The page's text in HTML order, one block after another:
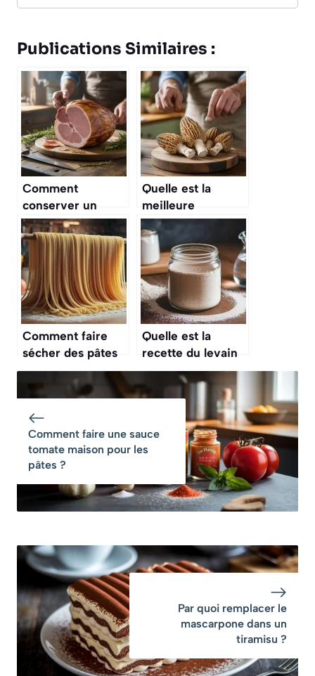
Publications Similaires :
Comment
conserver un
jambon cru entier
sans os ?
Quelle est la
meilleure
méthode pour
nettoyer des
morilles fraîches ?
Comment faire
sécher des pâtes
fraîches maison
sans machine ?
Quelle est la
recette du levain
maison sans farine
de seigle ?
Comment faire une sauce
tomate maison pour les
pâtes ?
Par quoi remplacer le
mascarpone dans un
tiramisu ?